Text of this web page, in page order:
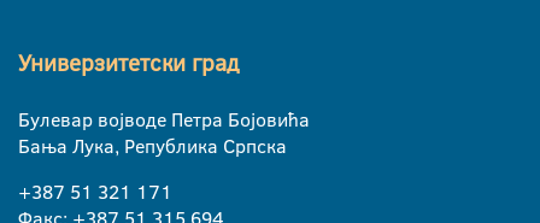
Универзитетски град
Булевар војводе Петра Бојовића
Бања Лука, Република Српска
+387 51 321 171